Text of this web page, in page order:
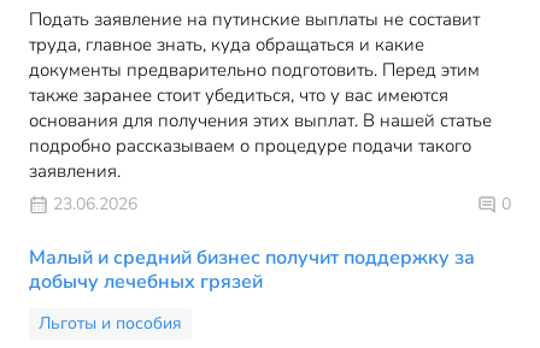
Подать заявление на путинские выплаты не составит
труда, главное знать, куда обращаться и какие
документы предварительно подготовить. Перед этим
также заранее стоит убедиться, что у вас имеются
основания для получения этих выплат. В нашей статье
подробно рассказываем о процедуре подачи такого
заявления.
23.06.2026 0
Малый и средний бизнес получит поддержку за
добычу лечебных грязей
Льготы и пособия